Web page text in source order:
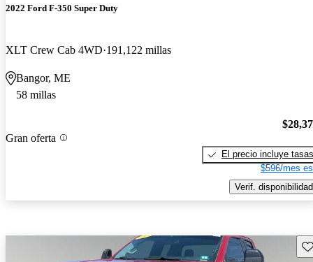
2022 Ford F-350 Super Duty
XLT Crew Cab 4WD 191,122 millas
Bangor, ME
58 millas
Gran oferta
El precio incluye tasas
$596/mes
Verif. disponibilidad